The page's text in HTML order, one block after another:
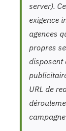
server).
exigence
agences
propres
disposent
URL de